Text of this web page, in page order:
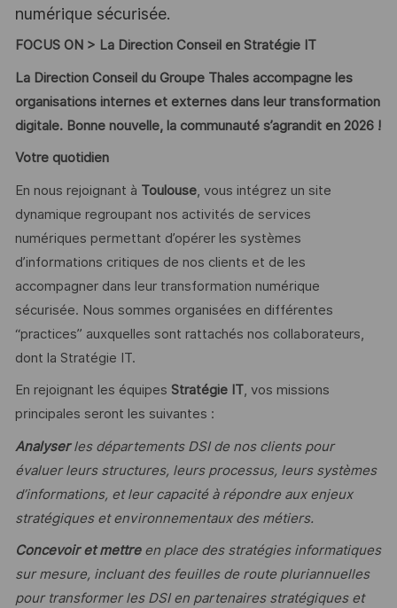
numérique sécurisée.
FOCUS ON > La Direction Conseil en Stratégie IT
La Direction Conseil du Groupe Thales accompagne les
organisations internes et externes dans leur transformation
digitale. Bonne nouvelle, la communauté s’agrandit en 2026 !
Votre quotidien
En nous rejoignant à Toulouse, vous intégrez un site
dynamique regroupant nos activités de services
numériques permettant d’opérer les systèmes
d’informations critiques de nos clients et de les
accompagner dans leur transformation numérique
sécurisée. Nous sommes organisées en différentes
“practices” auxquelles sont rattachés nos collaborateurs,
dont la Stratégie IT.
En rejoignant les équipes Stratégie IT, vos missions
principales seront les suivantes :
Analyserles départements DSI de nos clients pour
évaluer leurs structures, leurs processus, leurs systèmes
d’informations, et leur capacité à répondre aux enjeux
stratégiques et environnementaux des métiers.
Concevoir et mettreen place des stratégies informatiques
sur mesure, incluant des feuilles de route pluriannuelles
pour transformer les DSI en partenaires stratégiques et